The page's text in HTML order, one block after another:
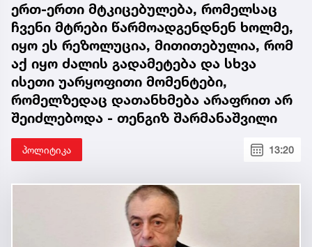
ერთ-ერთი მტკიცებულება, რომელსაც
ჩვენი მტრები წარმოადგენდნენ ხოლმე,
იყო ეს რეზოლუცია, მითითებულია, რომ
აქ იყო ძალის გადამეტება და სხვა
ისეთი უარყოფითი მომენტები,
რომელზედაც დათანხმება არაფრით არ
შეიძლებოდა - თენგიზ შარმანაშვილი
პოლიტიკა 13:20